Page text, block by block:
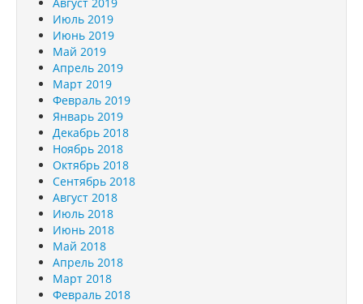
Июль 2019
Июнь 2019
Май 2019
Апрель 2019
Март 2019
Февраль 2019
Январь 2019
Декабрь 2018
Ноябрь 2018
Октябрь 2018
Сентябрь 2018
Август 2018
Июль 2018
Июнь 2018
Май 2018
Апрель 2018
Март 2018
Февраль 2018